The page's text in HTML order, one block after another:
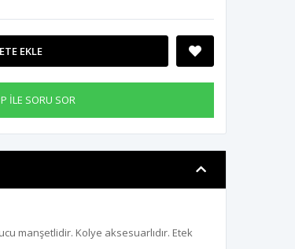
EKLE
İLE SORU SOR
manşetlidir. Kolye aksesuarlıdır. Etek